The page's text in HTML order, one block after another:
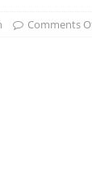
Comments